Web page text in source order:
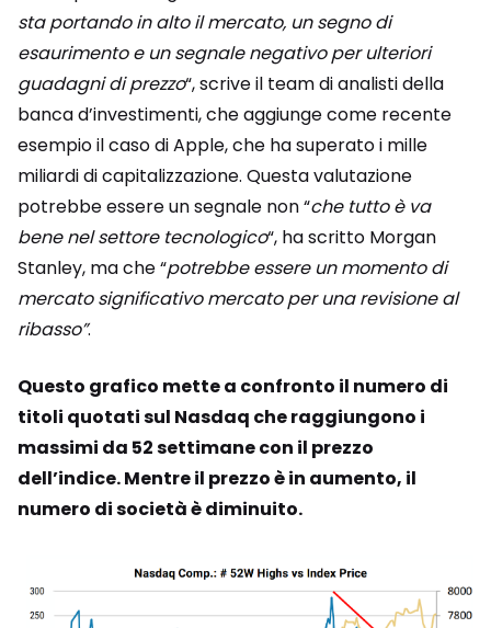
sta portando in alto il mercato, un segno di
esaurimento e un segnale negativo per ulteriori
guadagni di prezzo“, scrive il team di analisti della
banca d’investimenti, che aggiunge come recente
esempio il caso di Apple, che ha superato i mille
miliardi di capitalizzazione. Questa valutazione
potrebbe essere un segnale non “che tutto è va
bene nel settore tecnologico“, ha scritto Morgan
Stanley, ma che “potrebbe essere un momento di
mercato significativo mercato per una revisione al
ribasso”.
Questo grafico mette a confronto il numero di
titoli quotati sul Nasdaq che raggiungono i
massimi da 52 settimane con il prezzo
dell’indice. Mentre il prezzo è in aumento, il
numero di società è diminuito.